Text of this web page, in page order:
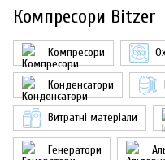
Компресори Bitzer
Компресори
Конденсатори
Витратні матеріали
Генератори